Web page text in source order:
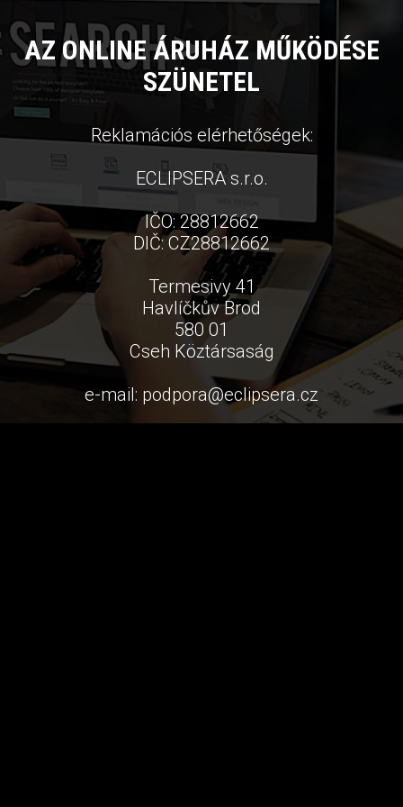
AZ ONLINE ÁRUHÁZ MŰKÖDÉSE
SZÜNETEL
Reklamációs elérhetőségek:
ECLIPSERA s.r.o.
IČO: 28812662
DIČ: CZ28812662
Termesivy 41
Havlíčkův Brod
580 01
Cseh Köztársaság
e-mail: podpora@eclipsera.cz